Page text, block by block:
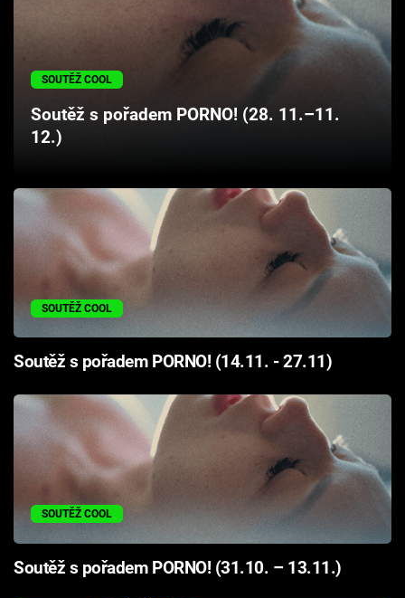
SOUTĚŽ COOL
Soutěž s pořadem PORNO! (28. 11.–11.
12.)
SOUTĚŽ COOL
Soutěž s pořadem PORNO! (14.11. - 27.11)
SOUTĚŽ COOL
Soutěž s pořadem PORNO! (31.10. – 13.11.)